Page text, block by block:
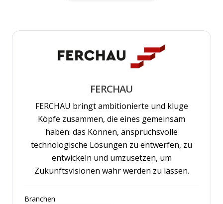
FERCHAU
FERCHAU bringt ambitionierte und kluge
Köpfe zusammen, die eines gemeinsam
haben: das Können, anspruchsvolle
technologische Lösungen zu entwerfen, zu
entwickeln und umzusetzen, um
Zukunftsvisionen wahr werden zu lassen.
Branchen